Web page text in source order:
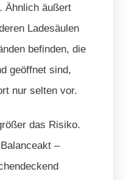
Ähnlich äußert
Ladesäulen
befinden, die
geöffnet sind,
nur selten vor.
das Risiko.
–